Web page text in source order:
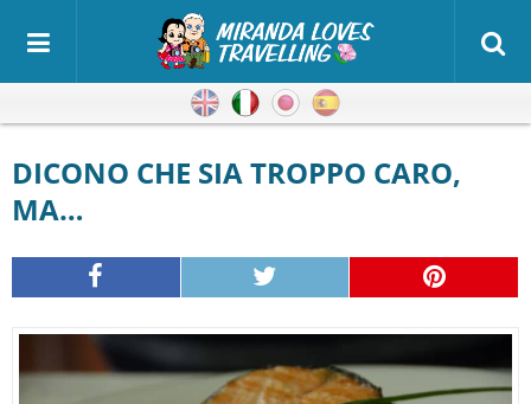
IngleseItalianoGiapponese
DICONO CHE SIA TROPPO CARO,
MA…